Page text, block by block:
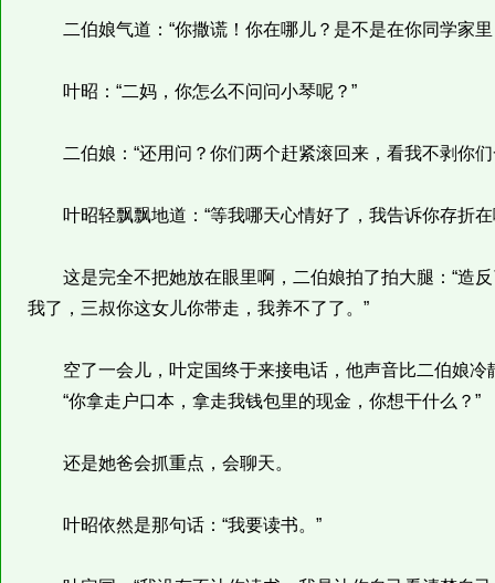
二伯娘气道：“你撒谎！你在哪儿？是不是在你同学家里
叶昭：“二妈，你怎么不问问小琴呢？”
二伯娘：“还用问？你们两个赶紧滚回来，看我不剥你们
叶昭轻飘飘地道：“等我哪天心情好了，我告诉你存折在
这是完全不把她放在眼里啊，二伯娘拍了拍大腿：“造反
我了，三叔你这女儿你带走，我养不了了。”
空了一会儿，叶定国终于来接电话，他声音比二伯娘冷
“你拿走户口本，拿走我钱包里的现金，你想干什么？”
还是她爸会抓重点，会聊天。
叶昭依然是那句话：“我要读书。”